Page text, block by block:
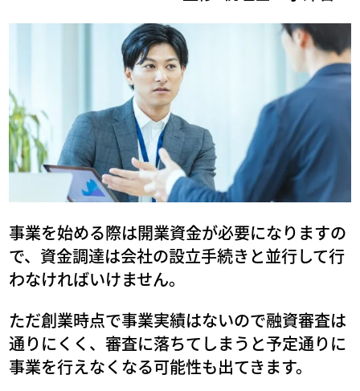
事業を始める際は開業資金が必要になりますの
で、資金調達は会社の設立手続きと並行して行
わなければいけません。
ただ創業時点で事業実績はないので融資審査は
通りにくく、審査に落ちてしまうと予定通りに
事業を行えなくなる可能性も出てきます。